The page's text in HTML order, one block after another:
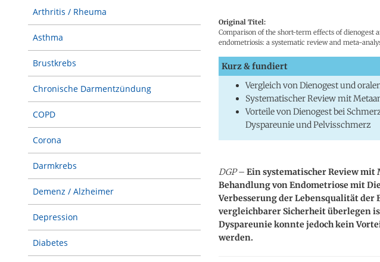
Arthritis / Rheuma
Asthma
Brustkrebs
Chronische Darmentzündung
COPD
Corona
Darmkrebs
Demenz / Alzheimer
Depression
Diabetes
Original Titel:
Comparison of the short-term effects of dienogest
endometriosis: a systematic review and meta-
Kurz & fundiert
Vergleich von Dienogest und
Systematischer Review mit
Vorteile von Dienogest bei
Dyspareunie und Pelvisschmerz
DGP– Ein systematischer Review mit
Behandlung von Endometriose mit
Verbesserung der Lebensqualität
vergleichbarer Sicherheit überlegen
Dyspareunie konnte jedoch kein
werden.